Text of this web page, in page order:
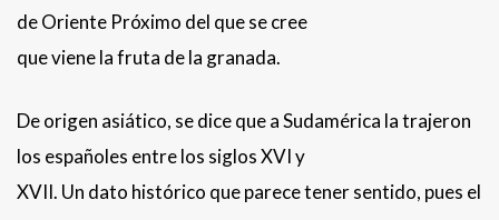
de Oriente Próximo del que se cree
que viene la fruta de la granada.
De origen asiático, se dice que a Sudamérica la trajeron
los españoles entre los siglos XVI y
XVII. Un dato histórico que parece tener sentido, pues el